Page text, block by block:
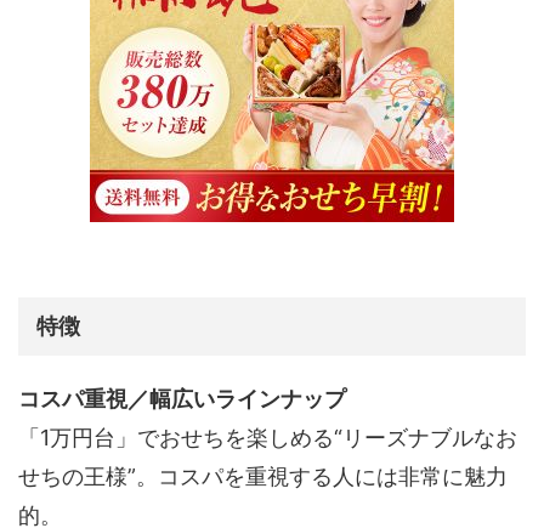
特徴
コスパ重視／幅広いラインナップ
「1万円台」でおせちを楽しめる“リーズナブルなお
せちの王様”。 コスパを重視する人には非常に魅力
的。